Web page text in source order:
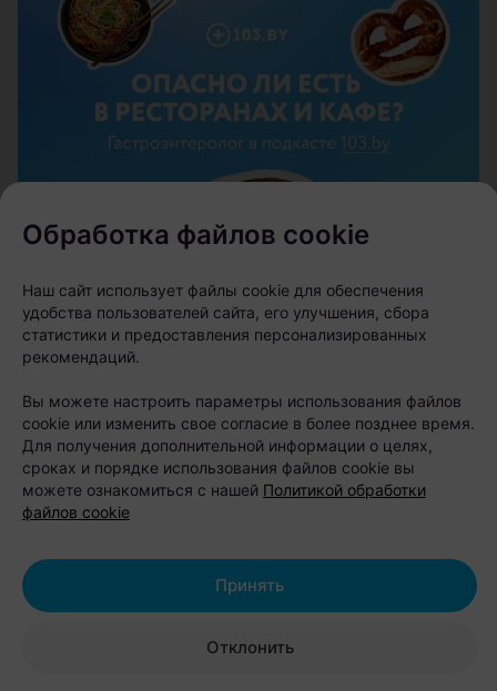
Relax-гид
Пять отличных событий
для ярких впечатлений.
Куда пойти на выходных
в Минске?
Обработка файлов cookie
Наш сайт использует файлы cookie для обеспечения
удобства пользователей сайта, его улучшения, сбора
статистики и предоставления персонализированных
рекомендаций.
Вы можете настроить параметры использования файлов
cookie или изменить свое согласие в более позднее время.
Для получения дополнительной информации о целях,
сроках и порядке использования файлов cookie вы
можете ознакомиться с нашей Политикой обработки
файлов cookie
Отклонить
Принять